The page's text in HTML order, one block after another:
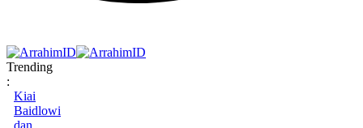
Trending
:
Kiai
Baidlowi
dan